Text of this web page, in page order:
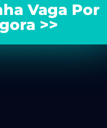
Vaga Por
>>